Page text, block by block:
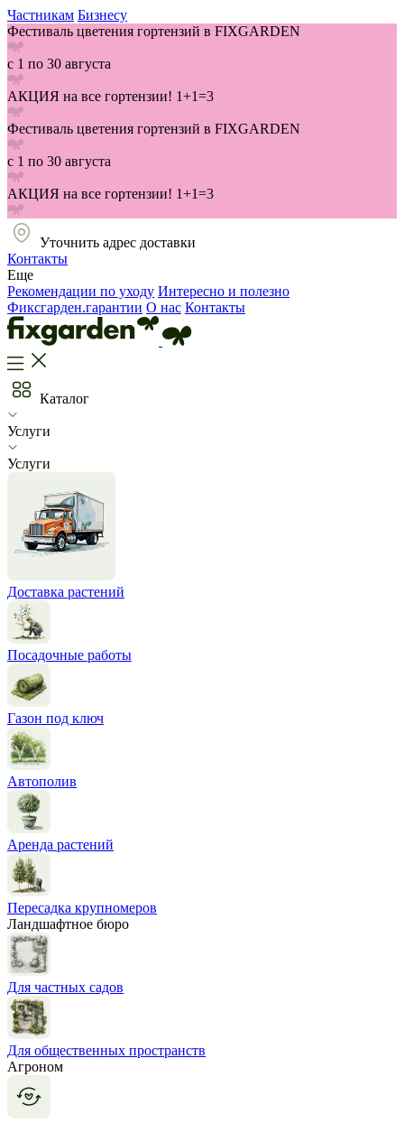
Частникам Бизнесу
Фестиваль цветения гортензий в FIXGARDEN
с 1 по 30 августа
АКЦИЯ на все гортензии! 1+1=3
Фестиваль цветения гортензий в FIXGARDEN
с 1 по 30 августа
АКЦИЯ на все гортензии! 1+1=3
Уточнить адрес доставки
Контакты
Еще
Рекомендации по уходу Интересно и полезно
Фиксгарден.гарантии О нас Контакты
Каталог
Услуги
Услуги
Доставка растений
Посадочные работы
Газон под ключ
Автополив
Аренда растений
Пересадка крупномеров
Ландшафтное бюро
Для частных садов
Для общественных пространств
Агроном